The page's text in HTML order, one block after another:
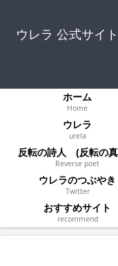
ウレラ 公式サイ
ホーム
Home
ウレラ
urela
反転の詩人 (反転の真
Reverse poet
ウレラのつぶやき
Twitter
おすすめサイト
recommend